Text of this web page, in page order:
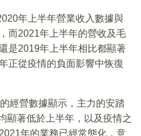
年上半年營業收入數據與
而2021年上半年的營收及毛
是2019年上半年相比都顯著
正從疫情的負面影響中恢復
經營數據顯示，主力的安踏
顯著低於上半年，以及疫情之
年的業務已經常態化，意